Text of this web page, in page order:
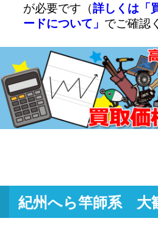
が必要です（詳しくは「
ードについて」 でご確認
紀州へら竿師系 大